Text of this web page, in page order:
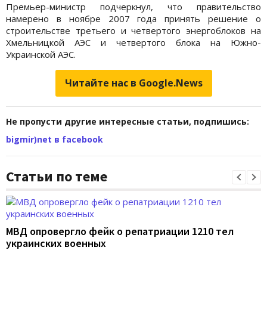
Премьер-министр подчеркнул, что правительство
намерено в ноябре 2007 года принять решение о
строительстве третьего и четвертого энергоблоков на
Хмельницкой АЭС и четвертого блока на Южно-
Украинской АЭС.
Читайте нас в Google.News
Не пропусти другие интересные статьи, подпишись:
bigmir)net в facebook
Статьи по теме
МВД опровергло фейк о репатриации 1210 тел
украинских военных